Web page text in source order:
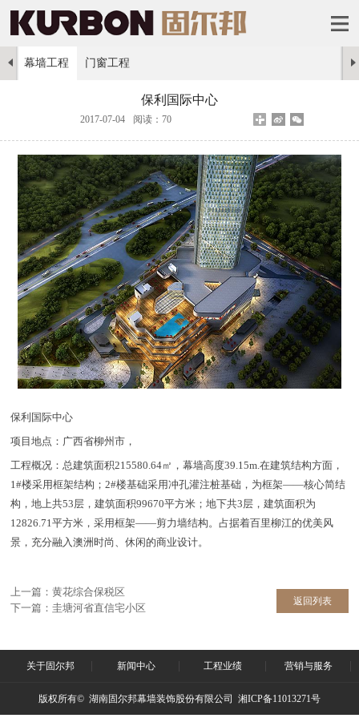
幕墙工程 门窗工程
保利国际中心
2017-07-04 阅读：70
保利国际中心
项目地点：广西省柳州市，
工程概况：总建筑面积215580.64㎡，幕墙高度39.15m.在建筑结构方面，
1#楼采用框架结构；2#楼基础采用冲孔灌注桩基础，为框架——核心简结
构，地上共53层，建筑面积99670平方米；地下共3层，建筑面积为
12826.71平方米，采用框架——剪力墙结构。占据着百里柳江的优美风
景，充分融入澳洲时尚、休闲的商业设计。
上一篇：黄花综合保税区
下一篇：圭塘河省直信宅小区
返回列表
关于固尔邦 新闻中心 工程业绩 营销与服务
版权所有© 湖南固尔邦幕墙装饰股份有限公司 湘ICP备11013271号